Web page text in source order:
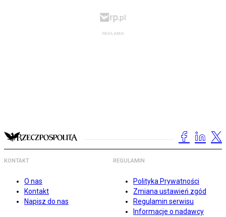
KONTAKT
O nas
Kontakt
Napisz do nas
REGULAMIN
Polityka Prywatności
Zmiana ustawień zgód
Regulamin serwisu
Informacje o nadawcy